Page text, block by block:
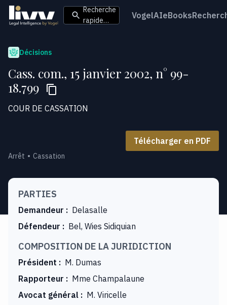
Recherche
rapide…
VogelAIeBooks
Décisions
Cass. com., 15 janvier 2002, n° 99-
18.799
COUR DE CASSATION
Télécharger en PDF
Arrêt Cassation
PARTIES
Demandeur : Delasalle
Défendeur : Bel, Wies Sidiquian
COMPOSITION DE LA JURIDICTION
Président : M. Dumas
Rapporteur : Mme Champalaune
Avocat général : M. Viricelle